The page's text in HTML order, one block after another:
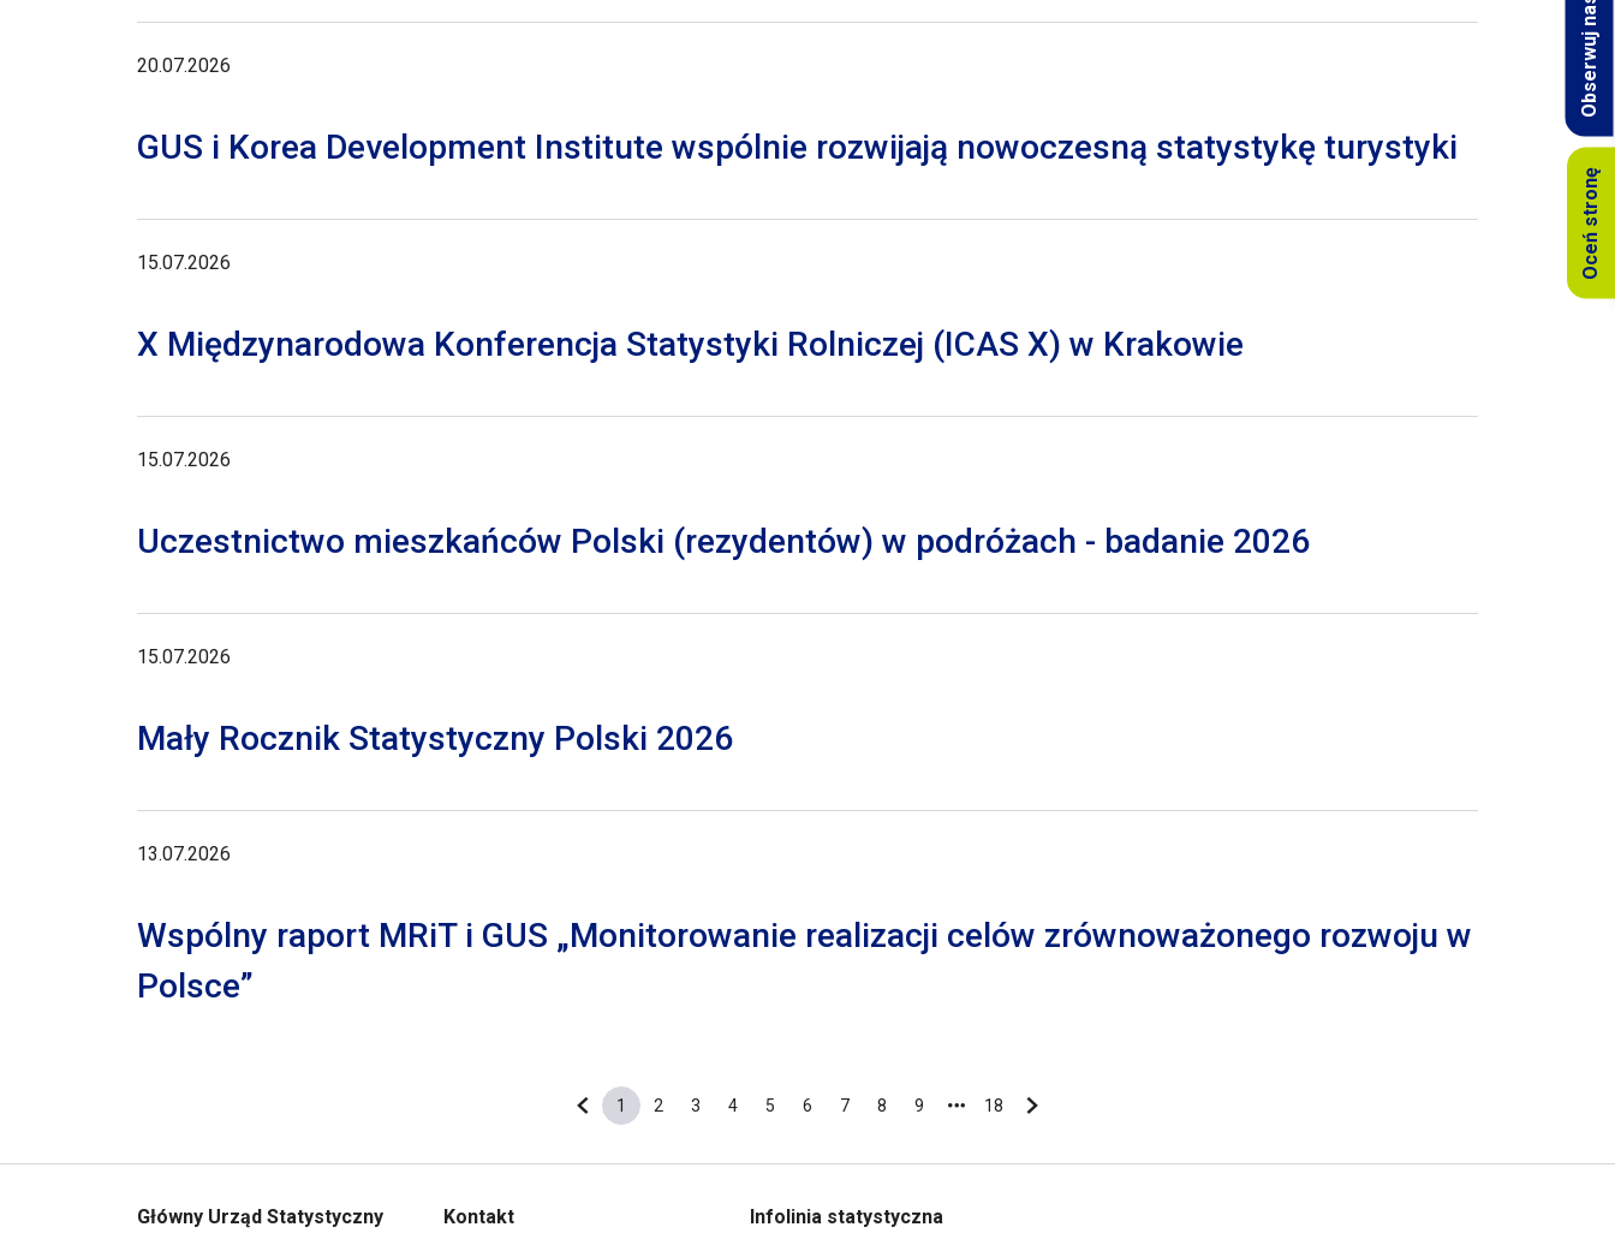
Oceń stronę
Obserwuj nas
20.07.2026
GUS i Korea Development Institute wspólnie rozwijają nowoczesną statystykę turystyki
15.07.2026
X Międzynarodowa Konferencja Statystyki Rolniczej (ICAS X) w Krakowie
15.07.2026
Uczestnictwo mieszkańców Polski (rezydentów) w podróżach - badanie 2026
15.07.2026
Mały Rocznik Statystyczny Polski 2026
13.07.2026
Wspólny raport MRiT i GUS „Monitorowanie realizacji celów zrównoważonego rozwoju w
Polsce”
Poprzednia strona
Bieżąca strona
1
Strona
2
Strona
3
Strona
4
Strona
5
Strona
6
Strona
7
Strona
8
Strona
9
Ostatnia strona
18
Następna strona
Główny Urząd Statystyczny Kontakt Infolinia statystyczna